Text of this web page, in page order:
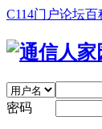
C114门户论坛百
密码